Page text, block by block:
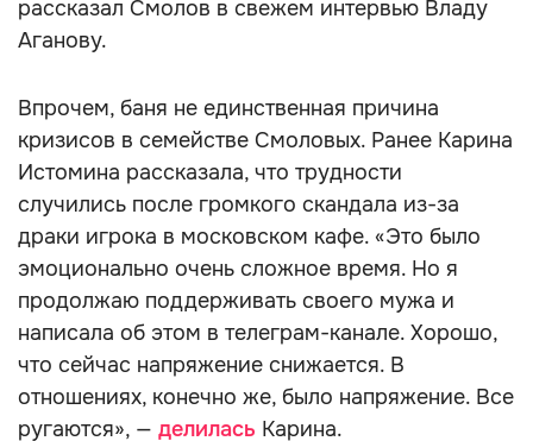
рассказал Смолов в свежем интервью Владу
Аганову.
Впрочем, баня не единственная причина
кризисов в семействе Смоловых. Ранее Карина
Истомина рассказала, что трудности
случились после громкого скандала из-за
драки игрока в московском кафе. «Это было
эмоционально очень сложное время. Но я
продолжаю поддерживать своего мужа и
написала об этом в телеграм-канале. Хорошо,
что сейчас напряжение снижается. В
отношениях, конечно же, было напряжение. Все
ругаются», — делилась Карина.